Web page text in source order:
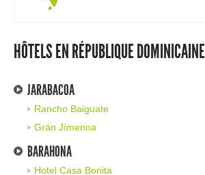
HÔTELS EN RÉPUBLIQUE DOMINICAINE
JARABACOA
Rancho Baiguate
Grán Jímenoa
BARAHONA
Hotel Casa Bonita